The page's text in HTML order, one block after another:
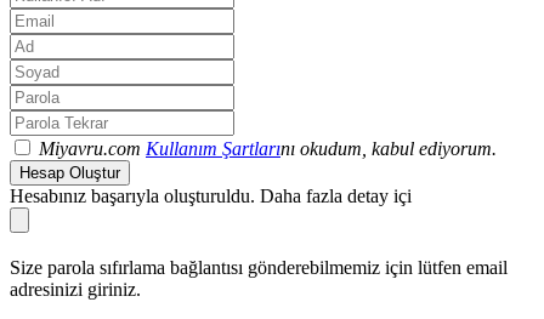
Miyavru.com Kullanım Şartlarını okudum, kabul ediyorum.
Hesap Oluştur
Hesabınız başarıyla oluşturuldu. Daha fazla detay içi
Size parola sıfırlama bağlantısı gönderebilmemiz için lütfen email
adresinizi giriniz.